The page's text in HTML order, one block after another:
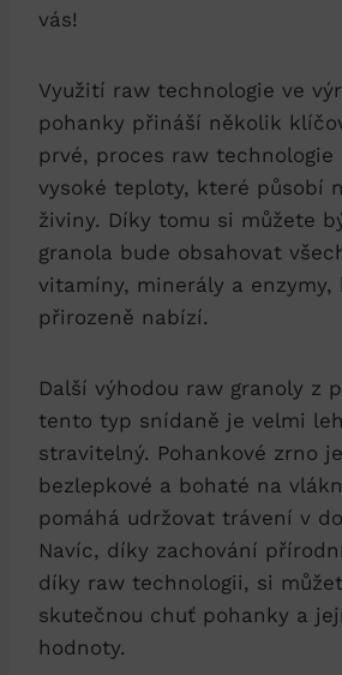
vás!
Využití raw technologie ve
pohanky přináší několik
prvé, proces raw technologie
vysoké teploty, které působí
živiny. Díky tomu si můžete
granola bude obsahovat
vitamíny, minerály a enzymy,
přirozeně nabízí.
Další výhodou raw granoly z
tento typ snídaně je velmi
stravitelný. Pohankové zrno
bezlepkové a bohaté na
pomáhá udržovat trávení v
Navíc, díky zachování
díky raw technologii, si
skutečnou chuť pohanky a
hodnoty.